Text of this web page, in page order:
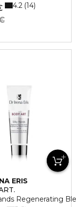
4.2 14
ERIS
Regenerating